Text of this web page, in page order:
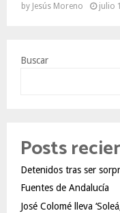
by Jesús Moreno julio
Buscar
Posts
Detenidos tras ser
Fuentes de Andalucía
José Colomé lleva